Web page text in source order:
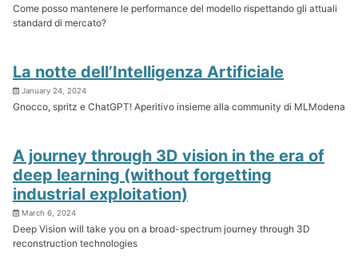
Come posso mantenere le performance del modello rispettando gli attuali
standard di mercato?
La notte dell’Intelligenza Artificiale
January 24, 2024
Gnocco, spritz e ChatGPT! Aperitivo insieme alla community di MLModena
A journey through 3D vision in the era of
deep learning (without forgetting
industrial exploitation)
March 6, 2024
Deep Vision will take you on a broad-spectrum journey through 3D
reconstruction technologies